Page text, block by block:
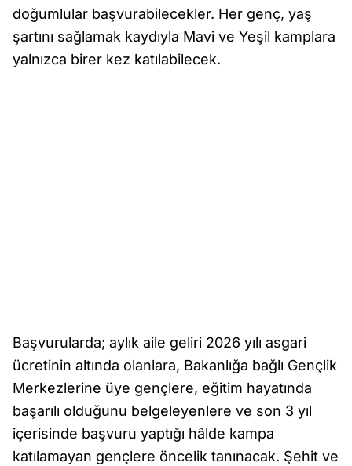
doğumlular başvurabilecekler. Her genç, yaş
şartını sağlamak kaydıyla Mavi ve Yeşil kamplara
yalnızca birer kez katılabilecek.
Başvurularda; aylık aile geliri 2026 yılı asgari
ücretinin altında olanlara, Bakanlığa bağlı Gençlik
Merkezlerine üye gençlere, eğitim hayatında
başarılı olduğunu belgeleyenlere ve son 3 yıl
içerisinde başvuru yaptığı hâlde kampa
katılamayan gençlere öncelik tanınacak. Şehit ve